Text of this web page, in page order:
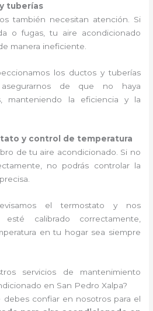
tuberías
también necesitan atención. Si
o fugas, tu aire acondicionado
manera ineficiente.
los ductos y tuberías
de que no haya
manteniendo la eficiencia y la
y control de temperatura
de tu aire acondicionado. Si no
no podrás controlar la
el termostato y nos
calibrado correctamente,
en tu hogar sea siempre
servicios de mantenimiento
en San Pedro Xalpa?
confiar en nosotros para el